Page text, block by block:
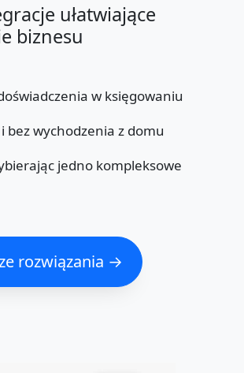
ułatwiające
biznesu
w księgowaniu
bez wychodzenia z domu
jedno kompleksowe
rozwiązania →